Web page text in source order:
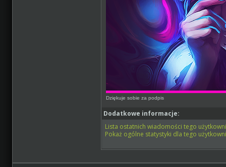
Dziękuje sobie za podpis
Dodatkowe informacje:
Lista ostatnich wiadomości tego
Pokaż ogólne statystyki dla tego